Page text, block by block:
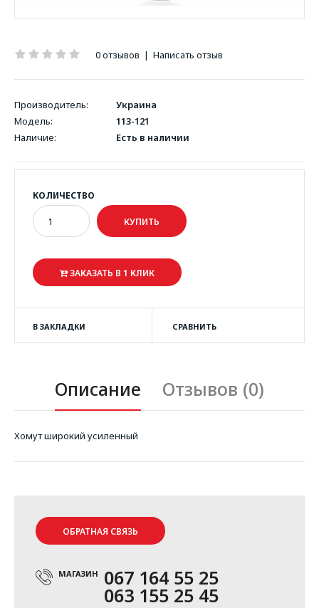
0 отзывов | Написать отзыв
Производитель:
Украина
Модель:
113-121
Наличие:
Есть в наличии
КОЛИЧЕСТВО
ЗАКАЗАТЬ В 1 КЛИК
В ЗАКЛАДКИ СРАВНИТЬ
Описание Отзывов (0)
Хомут широкий усиленный
ОБРАТНАЯ СВЯЗЬ
МАГАЗИН 067 164 55 25
063 155 25 45